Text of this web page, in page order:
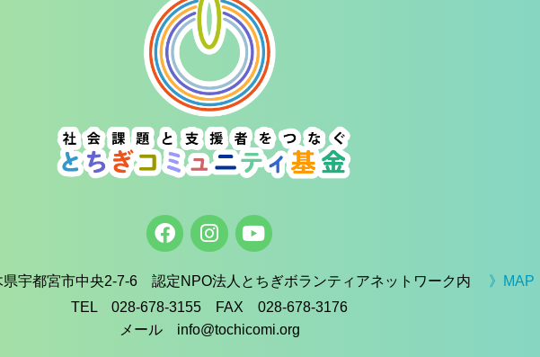
宇都宮市中央2-7-6 認定NPO法人とちぎボランティアネットワーク内 》MAP
TEL 028-678-3155 FAX 028-678-3176
メール info@tochicomi.org